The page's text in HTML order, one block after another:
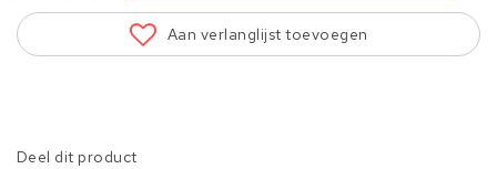
Aan verlanglijst toevoegen
Deel dit product